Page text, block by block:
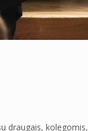
draugais, kolegomis,